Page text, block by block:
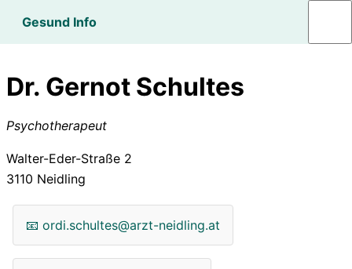
Gesund Info
Dr. Gernot Schultes
Psychotherapeut
Walter-Eder-Straße 2
3110 Neidling
📧 ordi.schultes@arzt-neidling.at